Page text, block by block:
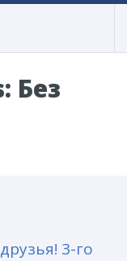
Без
3-го